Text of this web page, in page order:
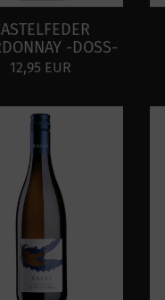
-DOSS-
12,95 EUR